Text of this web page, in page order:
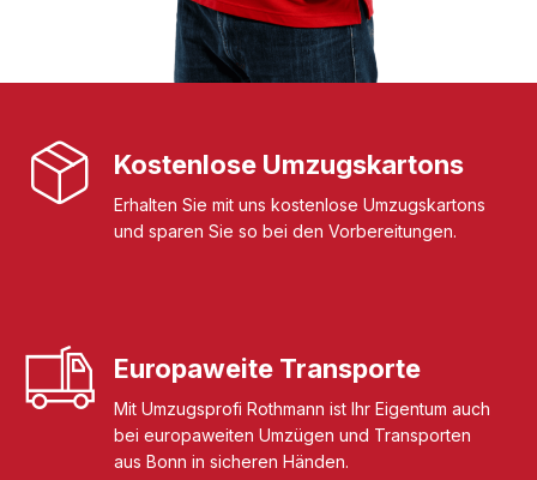
Kostenlose Umzugskartons
Erhalten Sie mit uns kostenlose Umzugskartons
und sparen Sie so bei den Vorbereitungen.
Europaweite Transporte
Mit Umzugsprofi Rothmann ist Ihr Eigentum auch
bei europaweiten Umzügen und Transporten
aus Bonn in sicheren Händen.